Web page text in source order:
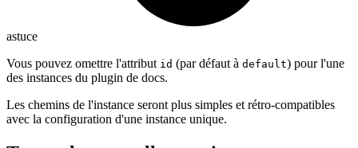
astuce
Vous pouvez omettre l'attribut id (par défaut à default) pour l'une
des instances du plugin de docs.
Les chemins de l'instance seront plus simples et rétro-compatibles
avec la configuration d'une instance unique.